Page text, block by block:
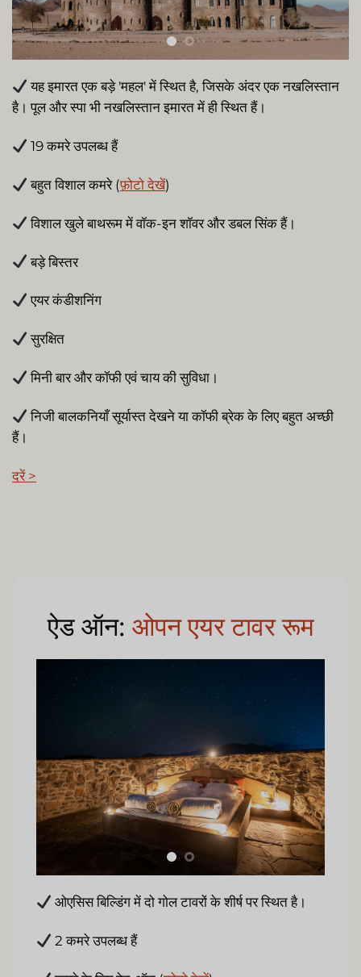
यह इमारत एक बड़े 'महल' में स्थित है, जिसके अंदर एक नखलिस्तान
है। पूल और स्पा भी नखलिस्तान इमारत में ही स्थित हैं।
19 कमरे उपलब्ध हैं
बहुत विशाल कमरे (फ़ोटो देखें)
विशाल खुले बाथरूम में वॉक-इन शॉवर और डबल सिंक हैं।
बड़े बिस्तर
एयर कंडीशनिंग
सुरक्षित
मिनी बार और कॉफी एवं चाय की सुविधा।
निजी बालकनियाँ सूर्यास्त देखने या कॉफी ब्रेक के लिए बहुत अच्छी
हैं।
दरें >
ऐड ऑन: ओपन एयर टावर रूम
ओएसिस बिल्डिंग में दो गोल टावरों के शीर्ष पर स्थित है।
2 कमरे उपलब्ध हैं